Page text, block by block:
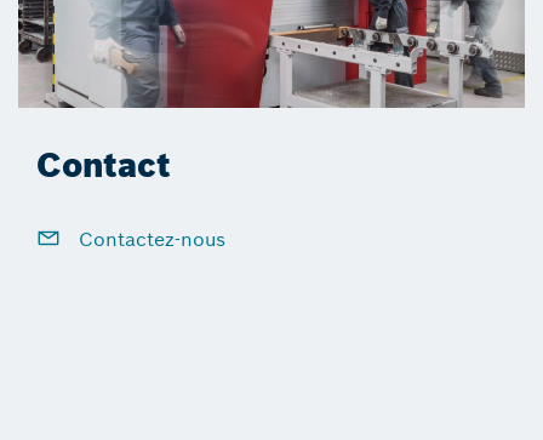
Contact
Contactez-nous